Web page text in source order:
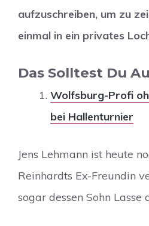
aufzuschreiben, um zu
einmal in ein privates
Das Solltest Du
Wolfsburg-Profi
bei Hallenturnier
Jens Lehmann ist heute
Reinhardts Ex-Freundin
sogar dessen Sohn Lasse